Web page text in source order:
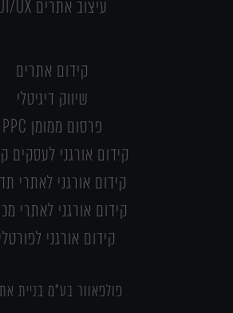
עיצוב אתרים UI/UX
קידום אתרים
שיווק דיגיטלי
פרסום ממומן PPC
קידום אורגני לעסקים
קידום אורגני לאתרי
קידום אורגני לאתרי
קידום אורגני
פולפאוור בע"מ בניית